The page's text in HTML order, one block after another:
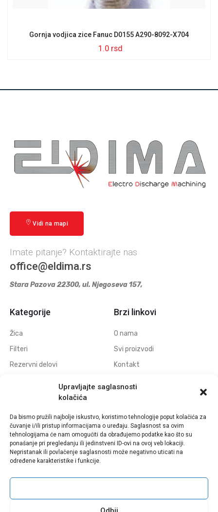
Upravljajte saglasnosti
kolačića
Da bismo pružili najbolje iskustvo, koristimo tehnologije poput kolačića za
čuvanje i/ili pristup informacijama o uređaju. Saglasnost sa ovim
tehnologijama će nam omogućiti da obrađujemo podatke kao što su
ponašanje pri pregledanju ili jedinstveni ID-ovi na ovoj veb lokaciji.
Nepristanak ili povlačenje saglasnosti može negativno uticati na
određene karakteristike i funkcije.
Gornja vodjica zice Fanuc D0155 A290-8092-X704
1.0 rsd
Vidi na mapi
Imate pitanje? Kontaktirajte nas
office@eldima.rs
Stara Pazova 22300, ul. Njegoseva 157,
Kategorije
Žica
Filteri
Rezervni delovi
Elektrode za erodiranje
Polufabrikati grafitnih
elektroda
Polufabrikati bakarnih
elektroda
Brzi linkovi
O nama
Svi proizvodi
Kontakt